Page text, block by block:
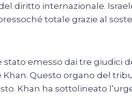
diritto internazionale.
totale grazie al
emesso dai tre giudici
Questo organo del
Khan ha sottolineato